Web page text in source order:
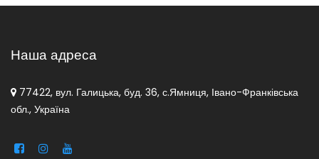
Наша адреса
77422, вул. Галицька, буд. 36, с.Ямниця, Івано-Франківська
обл., Україна